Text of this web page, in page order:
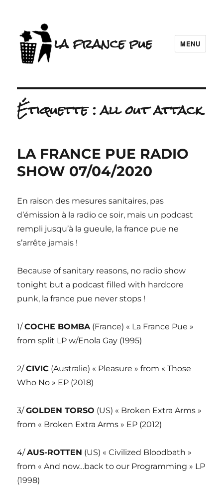
la france pue MENU
Étiquette :all out attack
LA FRANCE PUE RADIO
SHOW 07/04/2020
En raison des mesures sanitaires, pas
d’émission à la radio ce soir, mais un podcast
rempli jusqu’à la gueule, la france pue ne
s’arrête jamais !
Because of sanitary reasons, no radio show
tonight but a podcast filled with hardcore
punk, la france pue never stops !
1/COCHE BOMBA(France) « La France Pue »
from split LP w/Enola Gay (1995)
2/CIVIC (Australie) « Pleasure » from « Those
Who No » EP (2018)
3/GOLDEN TORSO (US) « Broken Extra Arms »
from « Broken Extra Arms » EP (2012)
4/AUS-ROTTEN (US) « Civilized Bloodbath »
from « And now…back to our Programming » LP
(1998)